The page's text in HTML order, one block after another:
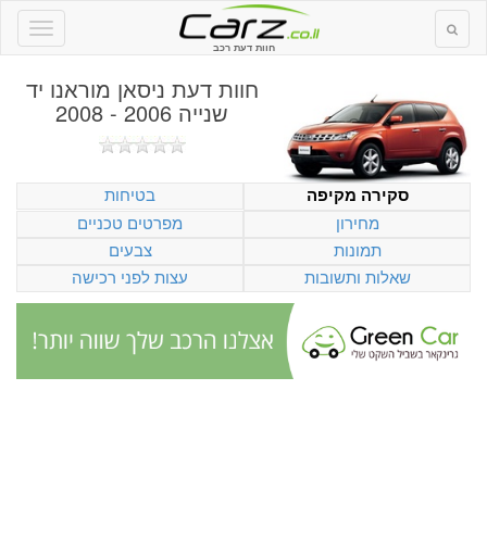
חוות דעת רכב
חוות דעת ניסאן מוראנו יד
שנייה 2006 - 2008
סקירה מקיפה
בטיחות
מחירון
מפרטים טכניים
תמונות
צבעים
שאלות ותשובות
עצות לפני רכישה